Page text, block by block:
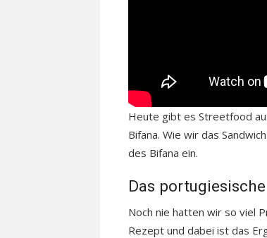
Heute gibt es Streetfood
Bifana. Wie wir das
des Bifana ein.
Das
Noch nie hatten wir so viel
Rezept und dabei ist das